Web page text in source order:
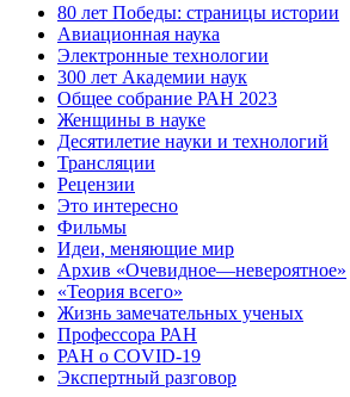
80 лет Победы: страницы истории
Авиационная наука
Электронные технологии
300 лет Академии наук
Общее собрание РАН 2023
Женщины в науке
Десятилетие науки и технологий
Трансляции
Рецензии
Это интересно
Фильмы
Идеи, меняющие мир
Архив «Очевидное—невероятное»
«Теория всего»
Жизнь замечательных ученых
Профессора РАН
РАН о COVID-19
Экспертный разговор